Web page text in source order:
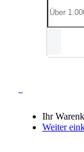
Ihr
Weiter